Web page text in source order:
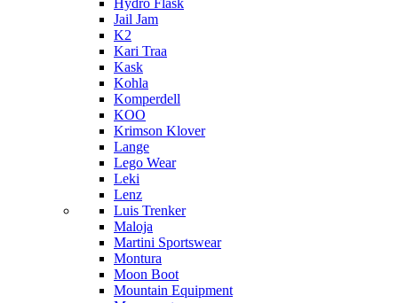
Hydro Flask
Jail Jam
K2
Kari Traa
Kask
Kohla
Komperdell
KOO
Krimson Klover
Lange
Lego Wear
Leki
Lenz
Luis Trenker
Maloja
Martini Sportswear
Montura
Moon Boot
Mountain Equipment